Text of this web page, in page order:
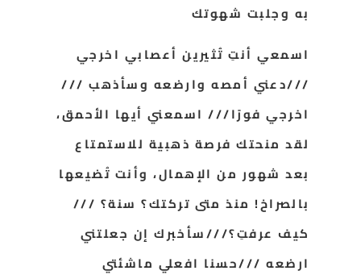
به وجلبت شهوتك
اسمعي أنتِ تُثيرين أعصابي اخرجي
///دعني أمصه وارضعه وسأذهب ///
اخرجي فورًا/// اسمعني أيها الأحمق،
لقد منحتك فرصة ذهبية للاستمتاع
بعد شهور من الإهمال، وأنت تُضيعها
بالصراخ! منذ متى تركتك؟ سنة؟ ///
كيف عرفتِ؟///سأخبرك إن جعلتني
ارضعه ///حسنا افعلي ماشئتي